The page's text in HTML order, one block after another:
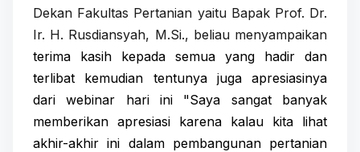
Dekan Fakultas Pertanian yaitu Bapak Prof. Dr.
Ir. H. Rusdiansyah, M.Si., beliau menyampaikan
terima kasih kepada semua yang hadir dan
terlibat kemudian tentunya juga apresiasinya
dari webinar hari ini "Saya sangat banyak
memberikan apresiasi karena kalau kita lihat
akhir-akhir ini dalam pembangunan pertanian